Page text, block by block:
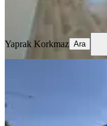
Yaprak Korkmaz Ara